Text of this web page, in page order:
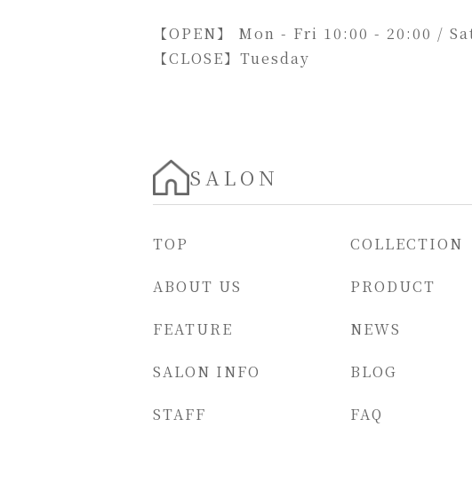
【OPEN】 Mon - Fri 10:00 - 20:00 /
【CLOSE】 Tuesday
SALON
TOP
ABOUT US
FEATURE
SALON INFO
STAFF
COLLECTION
PRODUCT
NEWS
BLOG
FAQ